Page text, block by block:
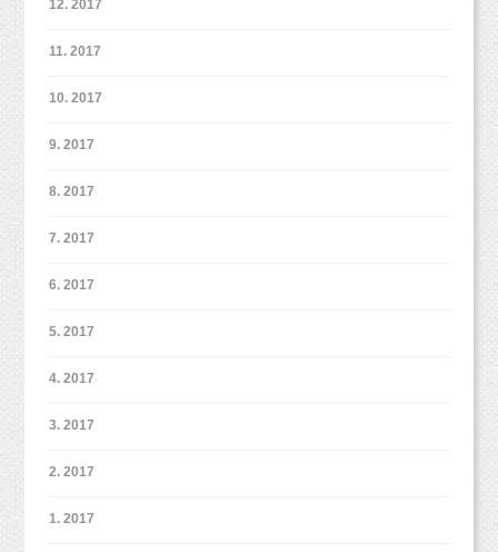
12. 2017
11. 2017
10. 2017
9. 2017
8. 2017
7. 2017
6. 2017
5. 2017
4. 2017
3. 2017
2. 2017
1. 2017